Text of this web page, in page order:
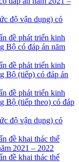
độ vận dụng) có
đề phát triển kinh
Bộ có đáp án năm
đề phát triển kinh
Bộ (tiếp) có đáp án
đề phát triển kinh
Bộ (tiếp theo) có đáp
độ vận dụng) có
đề khai thác thế
2021 – 2022
đề khai thác thế